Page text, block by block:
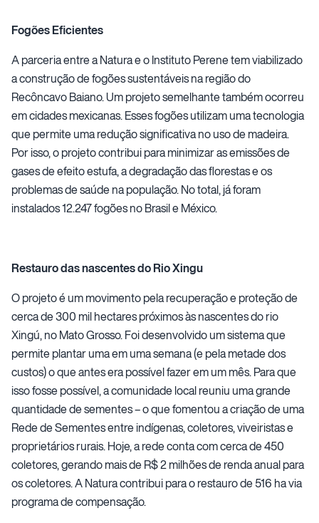
Fogões Eficientes
A parceria entre a Natura e o Instituto Perene tem viabilizado
a construção de fogões sustentáveis na região do
Recôncavo Baiano. Um projeto semelhante também ocorreu
em cidades mexicanas. Esses fogões utilizam uma tecnologia
que permite uma redução significativa no uso de madeira.
Por isso, o projeto contribui para minimizar as emissões de
gases de efeito estufa, a degradação das florestas e os
problemas de saúde na população. No total, já foram
instalados 12.247 fogões no Brasil e México.
Restauro das nascentes do Rio Xingu
O projeto é um movimento pela recuperação e proteção de
cerca de 300 mil hectares próximos às nascentes do rio
Xingú, no Mato Grosso. Foi desenvolvido um sistema que
permite plantar uma em uma semana (e pela metade dos
custos) o que antes era possível fazer em um mês. Para que
isso fosse possível, a comunidade local reuniu uma grande
quantidade de sementes – o que fomentou a criação de uma
Rede de Sementes entre indígenas, coletores, viveiristas e
proprietários rurais. Hoje, a rede conta com cerca de 450
coletores, gerando mais de R$ 2 milhões de renda anual para
os coletores. A Natura contribui para o restauro de 516 ha via
programa de compensação.